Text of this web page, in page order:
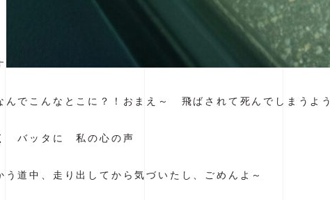
でこんなとこに？！おまえ～ 飛ばされて死んでしまうよう
バッタに 私の心の声
道中、走り出してから気づいたし、ごめんよ～